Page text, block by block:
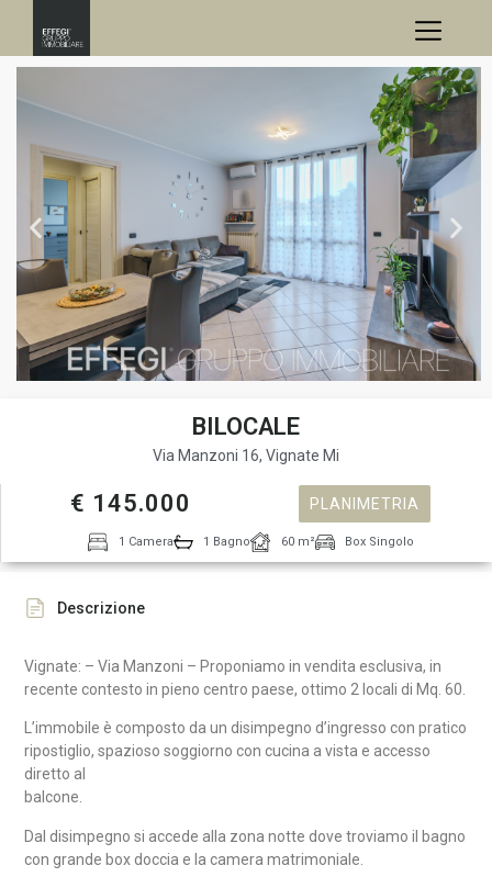
BILOCALE
Via Manzoni 16, Vignate Mi
€ 145.000 PLANIMETRIA
1 Camera 1 Bagno 60 m² Box Singolo
Descrizione
Vignate: – Via Manzoni – Proponiamo in vendita esclusiva, in
recente contesto in pieno centro paese, ottimo 2 locali di Mq. 60.
L’immobile è composto da un disimpegno d’ingresso con pratico
ripostiglio, spazioso soggiorno con cucina a vista e accesso
diretto al
Dal disimpegno si accede alla zona notte dove troviamo il bagno
con grande box doccia e la camera matrimoniale.